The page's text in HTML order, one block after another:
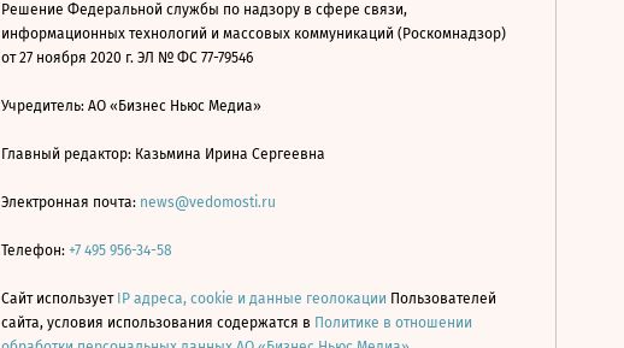
Решение Федеральной службы по надзору в сфере связи,
информационных технологий и массовых коммуникаций (Роскомнадзор)
от 27 ноября 2020 г. ЭЛ № ФС 77-79546
Учредитель: АО «Бизнес Ньюс Медиа»
Главный редактор: Казьмина Ирина Сергеевна
Электронная почта: news@vedomosti.ru
Телефон: +7 495 956-34-58
Сайт использует IP адреса, cookie и данные геолокации Пользователей
сайта, условия использования содержатся в Политике в отношении